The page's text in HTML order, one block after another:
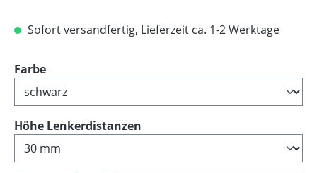
Sofort versandfertig, Lieferzeit ca. 1-2 Werktage
Farbeauswählen
Höhe Lenkerdistanzen